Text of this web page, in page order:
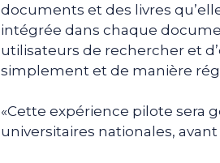
documents et des livres
intégrée dans chaque
utilisateurs de rechercher et
simplement et de manière
«Cette expérience pilote sera
universitaires nationales,